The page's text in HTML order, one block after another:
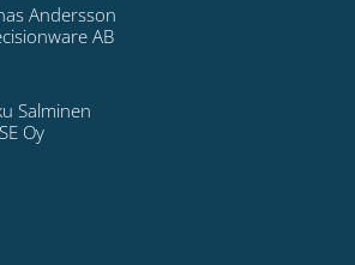
Andersson
AB
Salminen
Oy